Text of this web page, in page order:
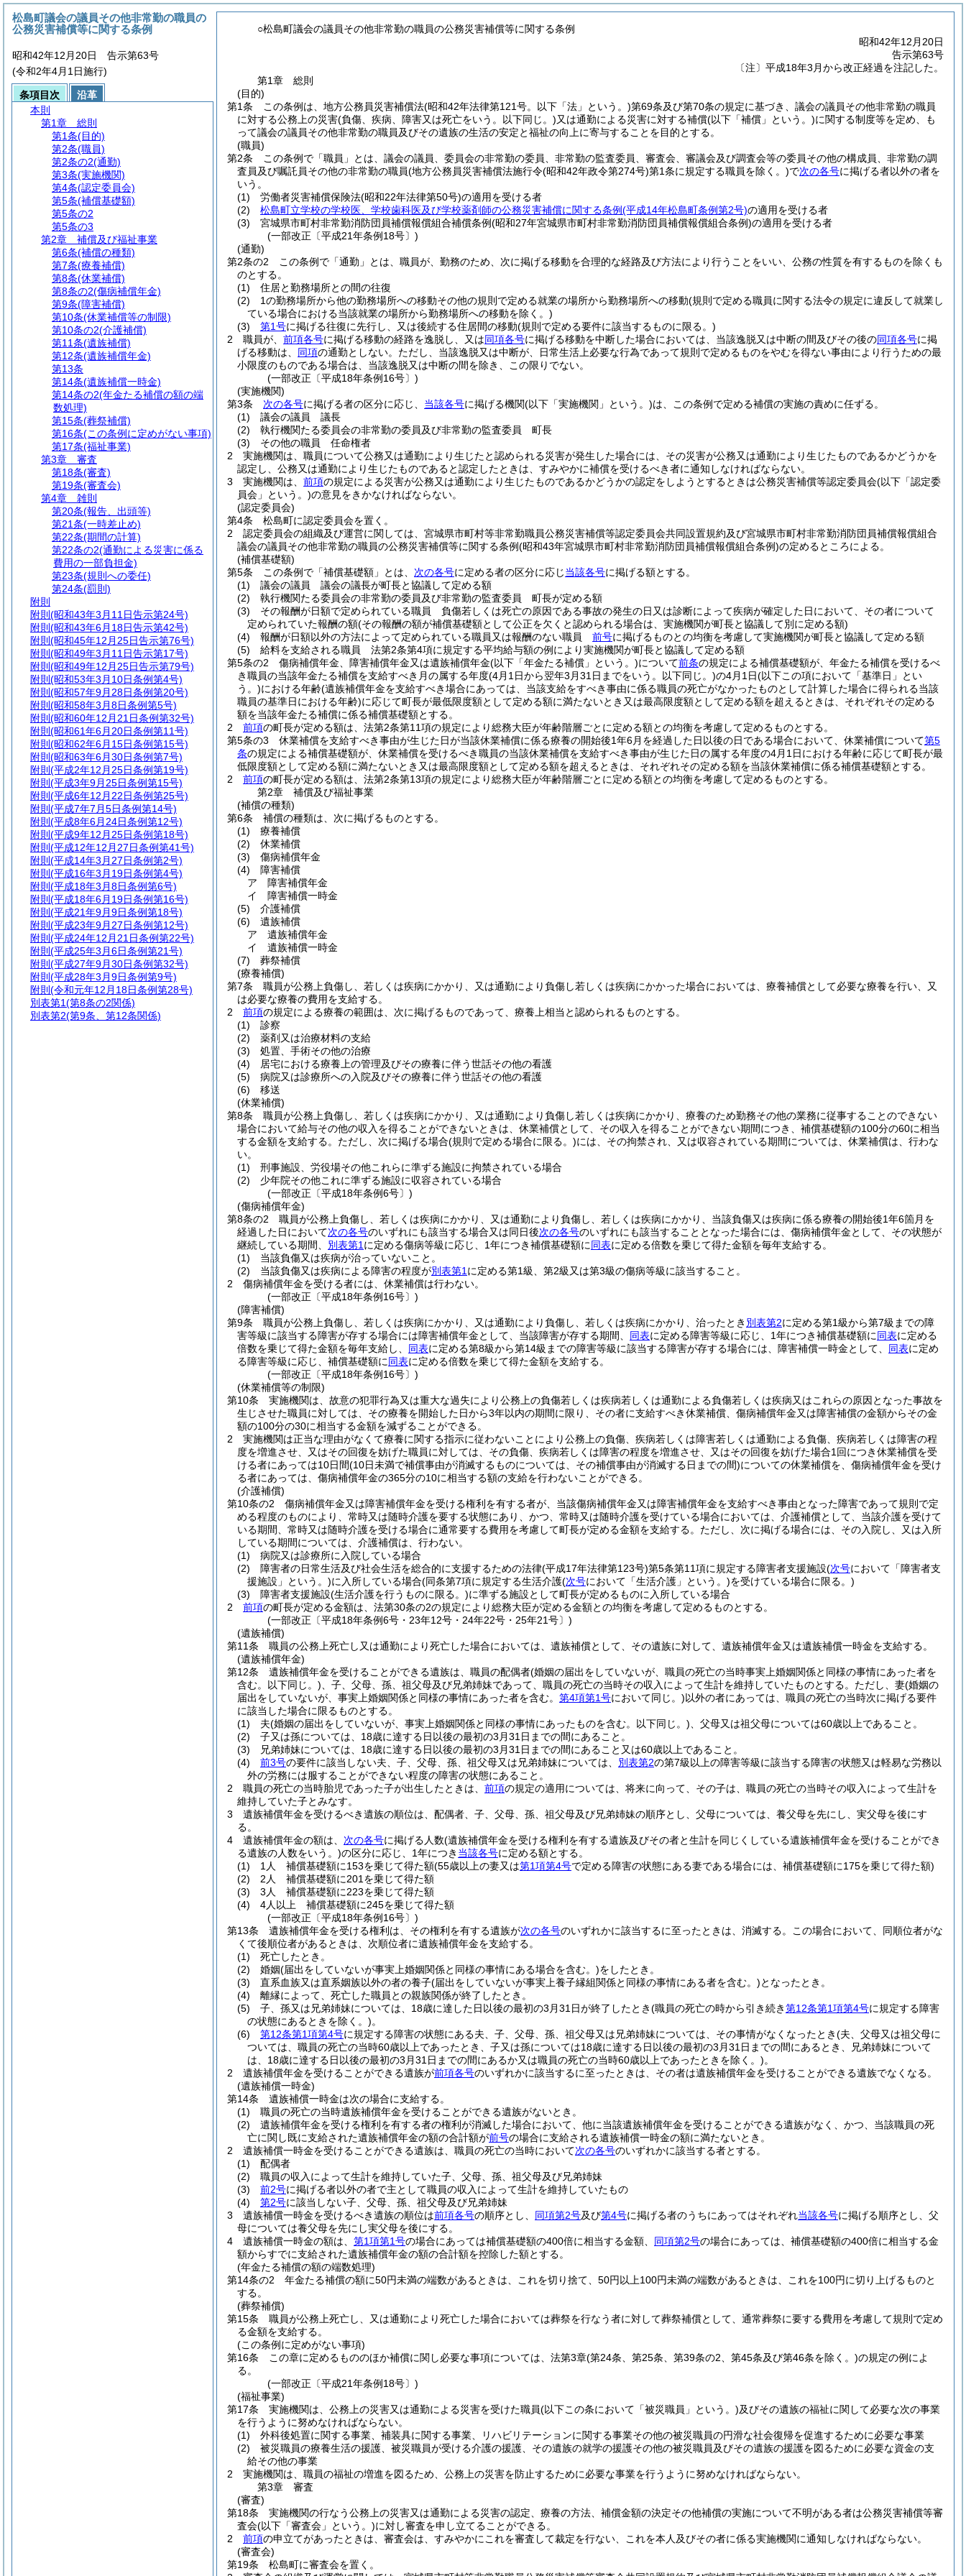
○松島町議会の議員その他非常勤の職員の公務災害補償等に関する条例
昭和42年12月20日
告示第63号
〔注〕平成18年3月から改正経過を注記した。
第1章
総則
(目的)
第1条
この条例は、地方公務員災害補償法(昭和42年法律第121号。以下「法」という。)第69条及び第70条の規定に基づき、議会の議員その他非常勤の職員
に対する公務上の災害(負傷、疾病、障害又は死亡をいう。以下同じ。)又は通勤による災害に対する補償(以下「補償」という。)に関する制度等を定め、も
って議会の議員その他非常勤の職員及びその遺族の生活の安定と福祉の向上に寄与することを目的とする。
(職員)
第2条
この条例で「職員」とは、議会の議員、委員会の非常勤の委員、非常勤の監査委員、審査会、審議会及び調査会等の委員その他の構成員、非常勤の調
査員及び嘱託員その他の非常勤の職員(地方公務員災害補償法施行令(昭和42年政令第274号)第1条に規定する職員を除く。)で次の各号に掲げる者以外の者を
いう。
(1)
労働者災害補償保険法(昭和22年法律第50号)の適用を受ける者
(2)
松島町立学校の学校医、学校歯科医及び学校薬剤師の公務災害補償に関する条例(平成14年松島町条例第2号)の適用を受ける者
(3)
宮城県市町村非常勤消防団員補償報償組合補償条例(昭和27年宮城県市町村非常勤消防団員補償報償組合条例)の適用を受ける者
(一部改正〔平成21年条例18号〕)
(通勤)
第2条の2
この条例で「通勤」とは、職員が、勤務のため、次に掲げる移動を合理的な経路及び方法により行うことをいい、公務の性質を有するものを除くも
のとする。
(1)
住居と勤務場所との間の往復
(2)
1の勤務場所から他の勤務場所への移動その他の規則で定める就業の場所から勤務場所への移動(規則で定める職員に関する法令の規定に違反して就業し
ている場合における当該就業の場所から勤務場所への移動を除く。)
(3)
第1号に掲げる往復に先行し、又は後続する住居間の移動(規則で定める要件に該当するものに限る。)
2
職員が、 前項各号に掲げる移動の経路を逸脱し、又は同項各号に掲げる移動を中断した場合においては、当該逸脱又は中断の間及びその後の同項各号に掲
げる移動は、 同項の通勤としない。 ただし、当該逸脱又は中断が、日常生活上必要な行為であって規則で定めるものをやむを得ない事由により行うための最
小限度のものである場合は、当該逸脱又は中断の間を除き、この限りでない。
(一部改正〔平成18年条例16号〕)
(実施機関)
第3条
次の各号に掲げる者の区分に応じ、 当該各号に掲げる機関(以下「実施機関」という。)は、この条例で定める補償の実施の責めに任ずる。
(1)
議会の議員 議長
(2)
執行機関たる委員会の非常勤の委員及び非常勤の監査委員 町長
(3)
その他の職員 任命権者
2
実施機関は、職員について公務又は通勤により生じたと認められる災害が発生した場合には、その災害が公務又は通勤により生じたものであるかどうかを
認定し、公務又は通勤により生じたものであると認定したときは、すみやかに補償を受けるべき者に通知しなければならない。
3
実施機関は、 前項の規定による災害が公務又は通勤により生じたものであるかどうかの認定をしようとするときは公務災害補償等認定委員会(以下「認定委
員会」という。)の意見をきかなければならない。
(認定委員会)
第4条
松島町に認定委員会を置く。
2
認定委員会の組織及び運営に関しては、宮城県市町村等非常勤職員公務災害補償等認定委員会共同設置規約及び宮城県市町村非常勤消防団員補償報償組合
議会の議員その他非常勤の職員の公務災害補償等に関する条例(昭和43年宮城県市町村非常勤消防団員補償報償組合条例)の定めるところによる。
(補償基礎額)
第5条
この条例で「補償基礎額」とは、 次の各号に定める者の区分に応じ当該各号に掲げる額とする。
(1)
議会の議員 議会の議長が町長と協議して定める額
(2)
執行機関たる委員会の非常勤の委員及び非常勤の監査委員 町長が定める額
(3)
その報酬が日額で定められている職員 負傷若しくは死亡の原因である事故の発生の日又は診断によって疾病が確定した日において、その者について
定められていた報酬の額(その報酬の額が補償基礎額として公正を欠くと認められる場合は、実施機関が町長と協議して別に定める額)
(4)
報酬が日額以外の方法によって定められている職員又は報酬のない職員 前号に掲げるものとの均衡を考慮して実施機関が町長と協議して定める額
(5)
給料を支給される職員 法第2条第4項に規定する平均給与額の例により実施機関が町長と協議して定める額
第5条の2
傷病補償年金、障害補償年金又は遺族補償年金(以下「年金たる補償」という。)について前条の規定による補償基礎額が、年金たる補償を受けるべ
き職員の当該年金たる補償を支給すべき月の属する年度(4月1日から翌年3月31日までをいう。以下同じ。)の4月1日(以下この項において「基準日」とい
う。)における年齢(遺族補償年金を支給すべき場合にあっては、当該支給をすべき事由に係る職員の死亡がなかったものとして計算した場合に得られる当該
職員の基準日における年齢)に応じて町長が最低限度額として定める額に満たないとき又は最高限度額として定める額を超えるときは、それぞれその定める
額を当該年金たる補償に係る補償基礎額とする。
2
前項の町長が定める額は、法第2条第11項の規定により総務大臣が年齢階層ごとに定める額との均衡を考慮して定めるものとする。
第5条の3
休業補償を支給すべき事由が生じた日が当該休業補償に係る療養の開始後1年6月を経過した日以後の日である場合において、休業補償について第5
条の規定による補償基礎額が、休業補償を受けるべき職員の当該休業補償を支給すべき事由が生じた日の属する年度の4月1日における年齢に応じて町長が最
低限度額として定める額に満たないとき又は最高限度額として定める額を超えるときは、それぞれその定める額を当該休業補償に係る補償基礎額とする。
2
前項の町長が定める額は、法第2条第13項の規定により総務大臣が年齢階層ごとに定める額との均衡を考慮して定めるものとする。
第2章
補償及び福祉事業
(補償の種類)
第6条
補償の種類は、次に掲げるものとする。
(1)
療養補償
(2)
休業補償
(3)
傷病補償年金
(4)
障害補償
ア
障害補償年金
イ
障害補償一時金
(5)
介護補償
(6)
遺族補償
ア
遺族補償年金
イ
遺族補償一時金
(7)
葬祭補償
(療養補償)
第7条
職員が公務上負傷し、若しくは疾病にかかり、又は通勤により負傷し若しくは疾病にかかった場合においては、療養補償として必要な療養を行い、又
は必要な療養の費用を支給する。
2
前項の規定による療養の範囲は、次に掲げるものであって、療養上相当と認められるものとする。
(1)
診察
(2)
薬剤又は治療材料の支給
(3)
処置、手術その他の治療
(4)
居宅における療養上の管理及びその療養に伴う世話その他の看護
(5)
病院又は診療所への入院及びその療養に伴う世話その他の看護
(6)
移送
(休業補償)
第8条
職員が公務上負傷し、若しくは疾病にかかり、又は通勤により負傷し若しくは疾病にかかり、療養のため勤務その他の業務に従事することのできない
場合において給与その他の収入を得ることができないときは、休業補償として、その収入を得ることができない期間につき、補償基礎額の100分の60に相当
する金額を支給する。 ただし、次に掲げる場合(規則で定める場合に限る。)には、その拘禁され、又は収容されている期間については、休業補償は、行わな
い。
(1)
刑事施設、労役場その他これらに準ずる施設に拘禁されている場合
(2)
少年院その他これに準ずる施設に収容されている場合
(一部改正〔平成18年条例6号〕)
(傷病補償年金)
第8条の2
職員が公務上負傷し、若しくは疾病にかかり、又は通勤により負傷し、若しくは疾病にかかり、当該負傷又は疾病に係る療養の開始後1年6箇月を
経過した日において次の各号のいずれにも該当する場合又は同日後次の各号のいずれにも該当することとなった場合には、傷病補償年金として、その状態が
継続している期間、 別表第1 に定める傷病等級に応じ、1年につき補償基礎額に同表に定める倍数を乗じて得た金額を毎年支給する。
(1)
当該負傷又は疾病が治っていないこと。
(2)
当該負傷又は疾病による障害の程度が別表第1 に定める第1級、第2級又は第3級の傷病等級に該当すること。
2
傷病補償年金を受ける者には、休業補償は行わない。
(一部改正〔平成18年条例16号〕)
(障害補償)
第9条
職員が公務上負傷し、若しくは疾病にかかり、又は通勤により負傷し、若しくは疾病にかかり、治ったとき 別表第2に定める第1級から第7級までの障
害等級に該当する障害が存する場合には障害補償年金として、当該障害が存する期間、 同表に定める障害等級に応じ、1年につき補償基礎額に同表に定める
倍数を乗じて得た金額を毎年支給し、 同表に定める第8級から第14級までの障害等級に該当する障害が存する場合には、障害補償一時金として、 同表に定め
る障害等級に応じ、補償基礎額に同表に定める倍数を乗じて得た金額を支給する。
(一部改正〔平成18年条例16号〕)
(休業補償等の制限)
第10条
実施機関は、故意の犯罪行為又は重大な過失により公務上の負傷若しくは疾病若しくは通勤による負傷若しくは疾病又はこれらの原因となった事故を
生じさせた職員に対しては、その療養を開始した日から3年以内の期間に限り、その者に支給すべき休業補償、傷病補償年金又は障害補償の金額からその金
額の100分の30に相当する金額を減ずることができる。
2
実施機関は正当な理由がなくて療養に関する指示に従わないことにより公務上の負傷、疾病若しくは障害若しくは通勤による負傷、疾病若しくは障害の程
度を増進させ、又はその回復を妨げた職員に対しては、その負傷、疾病若しくは障害の程度を増進させ、又はその回復を妨げた場合1回につき休業補償を受
ける者にあっては10日間(10日未満で補償事由が消滅するものについては、その補償事由が消滅する日までの間)についての休業補償を、傷病補償年金を受け
る者にあっては、傷病補償年金の365分の10に相当する額の支給を行わないことができる。
(介護補償)
第10条の2
傷病補償年金又は障害補償年金を受ける権利を有する者が、当該傷病補償年金又は障害補償年金を支給すべき事由となった障害であって規則で定
める程度のものにより、常時又は随時介護を要する状態にあり、かつ、常時又は随時介護を受けている場合においては、介護補償として、当該介護を受けて
いる期間、常時又は随時介護を受ける場合に通常要する費用を考慮して町長が定める金額を支給する。 ただし、次に掲げる場合には、その入院し、又は入所
している期間については、介護補償は、行わない。
(1)
病院又は診療所に入院している場合
(2)
障害者の日常生活及び社会生活を総合的に支援するための法律(平成17年法律第123号)第5条第11項に規定する障害者支援施設(次号において「障害者支
援施設」という。)に入所している場合(同条第7項に規定する生活介護(次号において「生活介護」という。)を受けている場合に限る。)
(3)
障害者支援施設(生活介護を行うものに限る。)に準ずる施設として町長が定めるものに入所している場合
2
前項の町長が定める金額は、法第30条の2の規定により総務大臣が定める金額との均衡を考慮して定めるものとする。
(一部改正〔平成18年条例6号・23年12号・24年22号・25年21号〕)
(遺族補償)
第11条
職員の公務上死亡し又は通勤により死亡した場合においては、遺族補償として、その遺族に対して、遺族補償年金又は遺族補償一時金を支給する。
(遺族補償年金)
第12条
遺族補償年金を受けることができる遺族は、職員の配偶者(婚姻の届出をしていないが、職員の死亡の当時事実上婚姻関係と同様の事情にあった者を
含む。以下同じ。) 、子、父母、孫、祖父母及び兄弟姉妹であって、職員の死亡の当時その収入によって生計を維持していたものとする。 ただし、妻(婚姻の
届出をしていないが、事実上婚姻関係と同様の事情にあった者を含む。 第4項第1号において同じ。)以外の者にあっては、職員の死亡の当時次に掲げる要件
に該当した場合に限るものとする。
(1)
夫(婚姻の届出をしていないが、事実上婚姻関係と同様の事情にあったものを含む。以下同じ。) 、父母又は祖父母については60歳以上であること。
(2)
子又は孫については、18歳に達する日以後の最初の3月31日までの間にあること。
(3)
兄弟姉妹については、18歳に達する日以後の最初の3月31日までの間にあること又は60歳以上であること。
(4)
前3号の要件に該当しない夫、子、父母、孫、祖父母又は兄弟姉妹については、 別表第2の第7級以上の障害等級に該当する障害の状態又は軽易な労務以
外の労務には服することができない程度の障害の状態にあること。
2
職員の死亡の当時胎児であった子が出生したときは、 前項の規定の適用については、将来に向って、その子は、職員の死亡の当時その収入によって生計を
維持していた子とみなす。
3
遺族補償年金を受けるべき遺族の順位は、配偶者、子、父母、孫、祖父母及び兄弟姉妹の順序とし、父母については、養父母を先にし、実父母を後にす
る。
4
遺族補償年金の額は、 次の各号に掲げる人数(遺族補償年金を受ける権利を有する遺族及びその者と生計を同じくしている遺族補償年金を受けることができ
る遺族の人数をいう。)の区分に応じ、1年につき 当該各号に定める額とする。
(1)
1人 補償基礎額に153を乗じて得た額(55歳以上の妻又は第1項第4号で定める障害の状態にある妻である場合には、補償基礎額に175を乗じて得た額)
(2)
2人 補償基礎額に201を乗じて得た額
(3)
3人 補償基礎額に223を乗じて得た額
(4)
4人以上 補償基礎額に245を乗じて得た額
(一部改正〔平成18年条例16号〕)
第13条
遺族補償年金を受ける権利は、その権利を有する遺族が次の各号のいずれかに該当するに至ったときは、消滅する。
この場合において、同順位者がな
くて後順位者があるときは、次順位者に遺族補償年金を支給する。
(1)
死亡したとき。
(2)
婚姻(届出をしていないが事実上婚姻関係と同様の事情にある場合を含む。)をしたとき。
(3)
直系血族又は直系姻族以外の者の養子(届出をしていないが事実上養子縁組関係と同様の事情にある者を含む。)となったとき。
(4)
離縁によって、死亡した職員との親族関係が終了したとき。
(5)
子、孫又は兄弟姉妹については、18歳に達した日以後の最初の3月31日が終了したとき(職員の死亡の時から引き続き第12条第1項第4号に規定する障害
の状態にあるときを除く。)。
(6)
第12条第1項第4号に規定する障害の状態にある夫、子、父母、孫、祖父母又は兄弟姉妹については、その事情がなくなったとき(夫、父母又は祖父母に
ついては、職員の死亡の当時60歳以上であったとき、子又は孫については18歳に達する日以後の最初の3月31日までの間にあるとき、兄弟姉妹について
は、18歳に達する日以後の最初の3月31日までの間にあるか又は職員の死亡の当時60歳以上であったときを除く。)。
2
遺族補償年金を受けることができる遺族が前項各号のいずれかに該当するに至ったときは、その者は遺族補償年金を受けることができる遺族でなくなる。
(遺族補償一時金)
第14条
遺族補償一時金は次の場合に支給する。
(1)
職員の死亡の当時遺族補償年金を受けることができる遺族がないとき。
(2)
遺族補償年金を受ける権利を有する者の権利が消滅した場合において、他に当該遺族補償年金を受けることができる遺族がなく、かつ、当該職員の死
亡に関し既に支給された遺族補償年金の額の合計額が前号の場合に支給される遺族補償一時金の額に満たないとき。
2
遺族補償一時金を受けることができる遺族は、職員の死亡の当時において次の各号のいずれかに該当する者とする。
(1)
配偶者
(2)
職員の収入によって生計を維持していた子、父母、孫、祖父母及び兄弟姉妹
(3)
前2号に掲げる者以外の者で主として職員の収入によって生計を維持していたもの
(4)
第2号に該当しない子、父母、孫、祖父母及び兄弟姉妹
3
遺族補償一時金を受けるべき遺族の順位は前項各号の順序とし、 同項第2号及び第4号に掲げる者のうちにあってはそれぞれ当該各号に掲げる順序とし、父
母については養父母を先にし実父母を後にする。
4
遺族補償一時金の額は、 第1項第1号の場合にあっては補償基礎額の400倍に相当する金額、 同項第2号の場合にあっては、補償基礎額の400倍に相当する金
額からすでに支給された遺族補償年金の額の合計額を控除した額とする。
(年金たる補償の額の端数処理)
第14条の2
年金たる補償の額に50円未満の端数があるときは、これを切り捨て、50円以上100円未満の端数があるときは、これを100円に切り上げるものと
する。
(葬祭補償)
第15条
職員が公務上死亡し、又は通勤により死亡した場合においては葬祭を行なう者に対して葬祭補償として、通常葬祭に要する費用を考慮して規則で定め
る金額を支給する。
(この条例に定めがない事項)
第16条
この章に定めるもののほか補償に関し必要な事項については、法第3章(第24条、第25条、第39条の2、第45条及び第46条を除く。)の規定の例によ
る。
(一部改正〔平成21年条例18号〕)
(福祉事業)
第17条
実施機関は、公務上の災害又は通勤による災害を受けた職員(以下この条において「被災職員」という。)及びその遺族の福祉に関して必要な次の事業
を行うように努めなければならない。
(1)
外科後処置に関する事業、補装具に関する事業、リハビリテーションに関する事業その他の被災職員の円滑な社会復帰を促進するために必要な事業
(2)
被災職員の療養生活の援護、被災職員が受ける介護の援護、その遺族の就学の援護その他の被災職員及びその遺族の援護を図るために必要な資金の支
給その他の事業
2
実施機関は、職員の福祉の増進を図るため、公務上の災害を防止するために必要な事業を行うように努めなければならない。
第3章
審査
(審査)
第18条
実施機関の行なう公務上の災害又は通勤による災害の認定、療養の方法、補償金額の決定その他補償の実施について不明がある者は公務災害補償等審
査会(以下「審査会」という。)に対し審査を申し立てることができる。
2
前項の申立てがあったときは、審査会は、すみやかにこれを審査して裁定を行ない、これを本人及びその者に係る実施機関に通知しなければならない。
(審査会)
第19条
松島町に審査会を置く。
松島町議会の議員その他非常勤の職員の
公務災害補償等に関する条例
昭和42年12月20日 告示第63号
(令和2年4月1日施行)
条項目次
沿革
本則
第1章
総則
第1条(目的)
第2条(職員)
第2条の2(通勤)
第3条(実施機関)
第4条(認定委員会)
第5条(補償基礎額)
第5条の2
第5条の3
第2章
補償及び福祉事業
第6条(補償の種類)
第7条(療養補償)
第8条(休業補償)
第8条の2(傷病補償年金)
第9条(障害補償)
第10条(休業補償等の制限)
第10条の2(介護補償)
第11条(遺族補償)
第12条(遺族補償年金)
第13条
第14条(遺族補償一時金)
第14条の2(年金たる補償の額の端
数処理)
第15条(葬祭補償)
第16条(この条例に定めがない事項)
第17条(福祉事業)
第3章
審査
第18条(審査)
第19条(審査会)
第4章
雑則
第20条(報告、出頭等)
第21条(一時差止め)
第22条(期間の計算)
第22条の2(通勤による災害に係る
費用の一部負担金)
第23条(規則への委任)
第24条(罰則)
附則
附則 (昭和43年3月11日告示第24号)
附則 (昭和43年6月18日告示第42号)
附則 (昭和45年12月25日告示第76号)
附則 (昭和49年3月11日告示第17号)
附則 (昭和49年12月25日告示第79号)
附則 (昭和53年3月10日条例第4号)
附則 (昭和57年9月28日条例第20号)
附則 (昭和58年3月8日条例第5号)
附則 (昭和60年12月21日条例第32号)
附則 (昭和61年6月20日条例第11号)
附則 (昭和62年6月15日条例第15号)
附則 (昭和63年6月30日条例第7号)
附則 (平成2年12月25日条例第19号)
附則 (平成3年9月25日条例第15号)
附則 (平成6年12月22日条例第25号)
附則 (平成7年7月5日条例第14号)
附則 (平成8年6月24日条例第12号)
附則 (平成9年12月25日条例第18号)
附則 (平成12年12月27日条例第41号)
附則 (平成14年3月27日条例第2号)
附則 (平成16年3月19日条例第4号)
附則 (平成18年3月8日条例第6号)
附則 (平成18年6月19日条例第16号)
附則 (平成21年9月9日条例第18号)
附則 (平成23年9月27日条例第12号)
附則 (平成24年12月21日条例第22号)
附則 (平成25年3月6日条例第21号)
附則 (平成27年9月30日条例第32号)
附則 (平成28年3月9日条例第9号)
附則 (令和元年12月18日条例第28号)
別表第1(第8条の2関係)
別表第2(第9条、第12条関係)